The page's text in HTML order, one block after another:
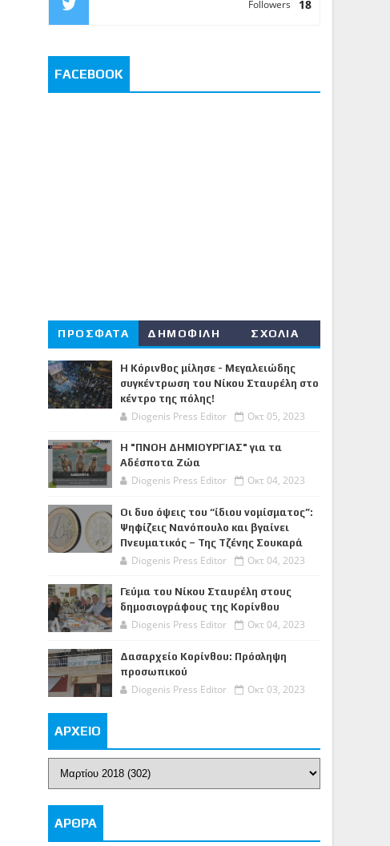
18
Followers
FACEBOOK
ΠΡΟΣΦΑΤΑ ΔΗΜΟΦΙΛΗ ΣΧΟΛΙΑ
Η Κόρινθος μίλησε - Μεγαλειώδης
συγκέντρωση του Νίκου Σταυρέλη στο
κέντρο της πόλης!
Diogenis Press Editor Οκτ 05, 2023
Η "ΠΝΟΗ ΔΗΜΙΟΥΡΓΙΑΣ" για τα
Αδέσποτα Ζώα
Diogenis Press Editor Οκτ 04, 2023
Οι δυο όψεις του “ίδιου νομίσματος”:
Ψηφίζεις Νανόπουλο και βγαίνει
Πνευματικός – Της Τζένης Σουκαρά
Diogenis Press Editor Οκτ 04, 2023
Γεύμα του Νίκου Σταυρέλη στους
δημοσιογράφους της Κορίνθου
Diogenis Press Editor Οκτ 04, 2023
Δασαρχείο Κορίνθου: Πρόσληψη
προσωπικού
Diogenis Press Editor Οκτ 03, 2023
ΑΡΧΕΙΟ
ΑΡΘΡΑ